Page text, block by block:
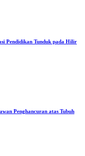
Pendidikan Tunduk pada Hilir
Penghancuran atas Tubuh